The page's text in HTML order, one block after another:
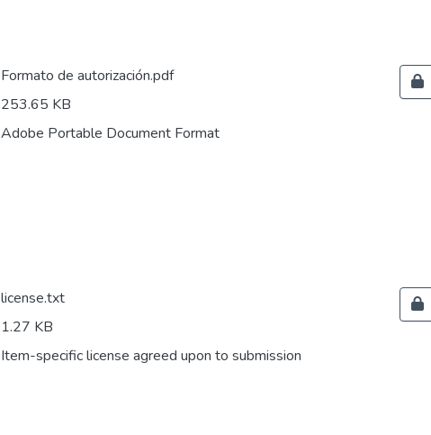
Formato de autorización.pdf
253.65 KB
Adobe Portable Document Format
license.txt
1.27 KB
Item-specific license agreed upon to submission